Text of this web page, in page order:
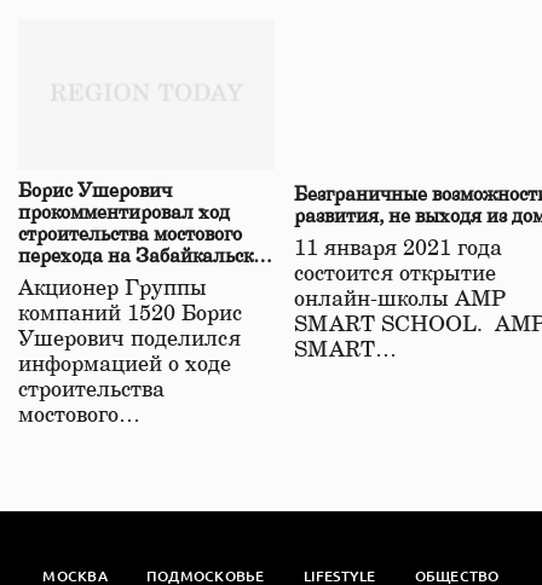
Борис Ушерович
прокомментировал ход
строительства мостового
перехода на Забайкальской
железной дороге
Акционер Группы
компаний 1520 Борис
Ушерович поделился
информацией о ходе
строительства
мостового…
Безграничные
развития, не выходя из
11 января 2021 года
состоится открытие
онлайн-школы АМР
SMART SCHOOL.
SMART…
МОСКВА ПОДМОСКОВЬЕ LIFESTYLE ОБЩЕСТВО